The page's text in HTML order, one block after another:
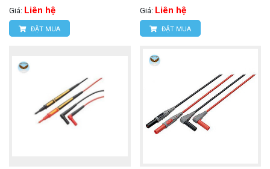
Giá: Liên hệ
ĐẶT MUA
Giá: Liên hệ
ĐẶT MUA